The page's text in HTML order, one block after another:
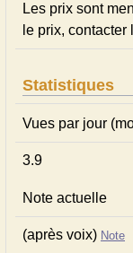
Les prix sont
le prix,
Statistiques
Vues par jour
3.9
Note actuelle
(après voix) Note